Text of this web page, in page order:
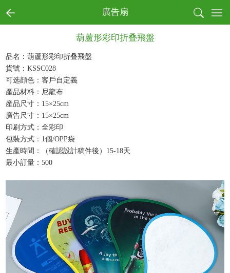
首页
全部商品分類
書寫
本真環保商務系列
商業客戶
個人用戶
政府機構
教育團體
社會團體
廣告扇
葫蘆形彩印折叠飛盤
品名：葫蘆形彩印折叠飛盤
貨號：KSSC028
可选顔色：客戶自定義
產品材料：尼龍布
産品尺寸：15×25cm
廣告尺寸：15×25cm
印刷方式：全彩印
包裝方式：1個/OPP袋
生產時間：（確認設計稿件後）15-18天
最小訂量：500